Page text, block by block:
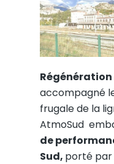
accompagné
frugale de la
AtmoSud
de
Sud, porté par